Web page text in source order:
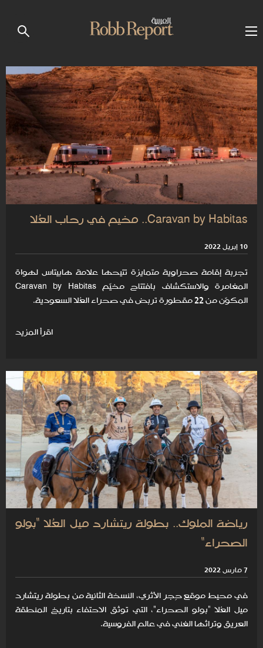
Caravan by Habitas.. مخيم في رحاب العُلا
10 إبريل 2022
تجربة إقامة صحراوية متمايزة تتيحها علامة هابيتاس لهواة
المغامرة والاستكشاف بافتتاح مخيّم Caravan by Habitas
المكوّن من 22 مقطورة تربض في صحراء العُلا السعودية.
اقرأ المزيد
رياضة الملوك.. بطولة ريتشارد ميل العُلا "بولو
الصحراء"
7 مارس 2022
في محيط موقع حِجر الأثري، النسخة الثانية من بطولة ريتشارد
ميل العُلا "بولو الصحراء"، التي توثق الاحتفاء بتاريخ المنطقة
العريق وتراثها الغني في عالم الفروسية.